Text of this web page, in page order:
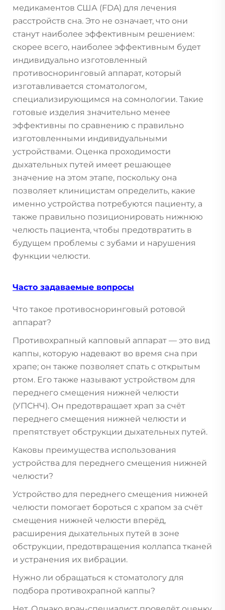
медикаментов США (FDA) для лечения
расстройств сна. Это не означает, что они
станут наиболее эффективным решением:
скорее всего, наиболее эффективным будет
индивидуально изготовленный
противосноринговый аппарат, который
изготавливается стоматологом,
специализирующимся на сомнологии. Такие
готовые изделия значительно менее
эффективны по сравнению с правильно
изготовленными индивидуальными
устройствами. Оценка проходимости
дыхательных путей имеет решающее
значение на этом этапе, поскольку она
позволяет клиницистам определить, какие
именно устройства потребуются пациенту, а
также правильно позиционировать нижнюю
челюсть пациента, чтобы предотвратить в
будущем проблемы с зубами и нарушения
функции челюсти.
Часто задаваемые вопросы
Что такое противосноринговый ротовой
аппарат?
Противохрапный капповый аппарат — это вид
каппы, которую надевают во время сна при
храпе; он также позволяет спать с открытым
ртом. Его также называют устройством для
переднего смещения нижней челюсти
(УПСНЧ). Он предотвращает храп за счёт
переднего смещения нижней челюсти и
препятствует обструкции дыхательных путей.
Каковы преимущества использования
устройства для переднего смещения нижней
челюсти?
Устройство для переднего смещения нижней
челюсти помогает бороться с храпом за счёт
смещения нижней челюсти вперёд,
расширения дыхательных путей в зоне
обструкции, предотвращения коллапса тканей
и устранения их вибрации.
Нужно ли обращаться к стоматологу для
подбора противохрапной каппы?